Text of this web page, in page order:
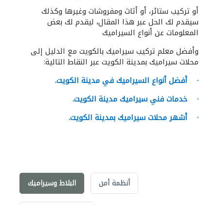
أو تركيب ستائر، أو أثاث ومفروشات وغيرها وكذلك
سيقدم لك الحل عبر هذا المقال، ليقدم لك بعض
المعلومات عن أنواع السيراميك
وأفضل معلم تركيب سيراميك بالكويت مع الدليل إلى
محلات سيراميك بمدينة الكويت عبر النقاط التالية:
· أفضل أنواع السيراميك في مدينة الكويت.
· خدمات فني سيراميك مدينة الكويت.
· أشهر محلات سيراميك بمدينة الكويت.
البلاط وسيراميك أنظمة أمن